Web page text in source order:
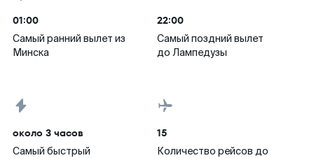
01:00
Самый ранний вылет из
Минска
22:00
Самый поздний вылет
до Лампедузы
около 3 часов
Самый быстрый
15
Количество рейсов до